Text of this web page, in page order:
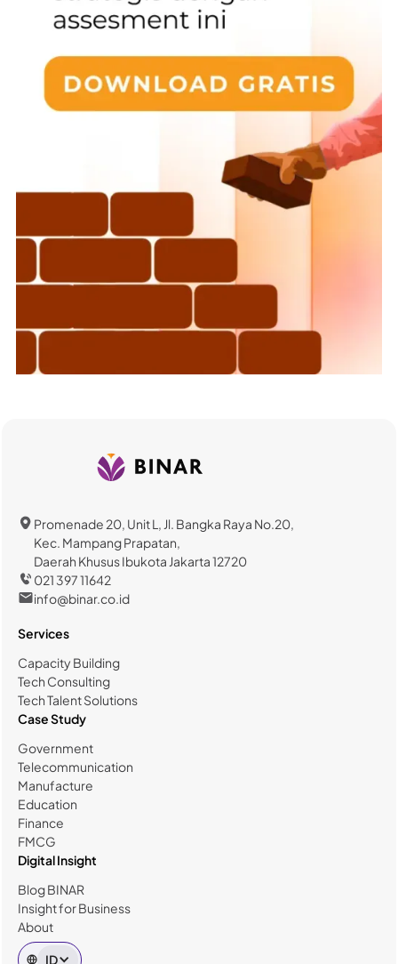
Promenade 20, Unit L, Jl. Bangka Raya No.20,
Kec. Mampang Prapatan,
Daerah Khusus Ibukota Jakarta 12720
021 397 11642
info@binar.co.id
Services
Capacity Building
Tech Consulting
Tech Talent Solutions
Case Study
Government
Telecommunication
Manufacture
Education
Finance
FMCG
Digital Insight
Blog BINAR
Insight for Business
About
ID